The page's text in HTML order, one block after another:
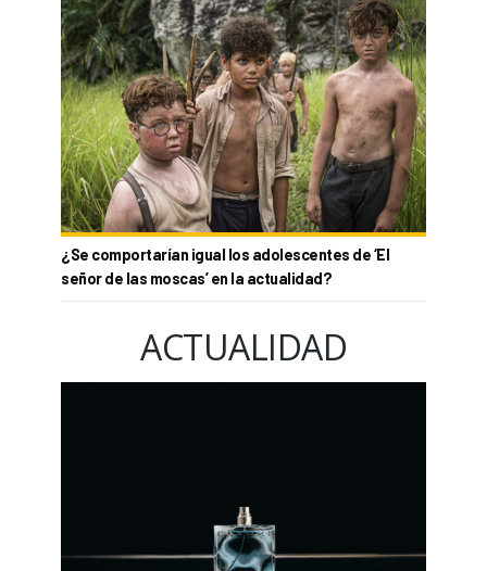
¿Se comportarían igual los adolescentes de ‘El
señor de las moscas’ en la actualidad?
ACTUALIDAD